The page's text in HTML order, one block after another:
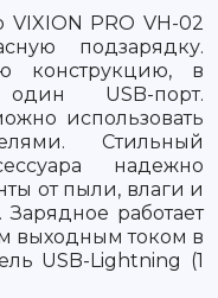
VIXION PRO VH-02
подзарядку.
конструкцию, в
USB-порт.
использовать
Стильный
надежно
от пыли, влаги и
работает
выходным током в
USB-Lightning (1